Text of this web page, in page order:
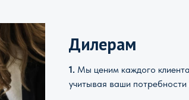
Дилерам
1. Мы ценим каждого
учитывая ваши